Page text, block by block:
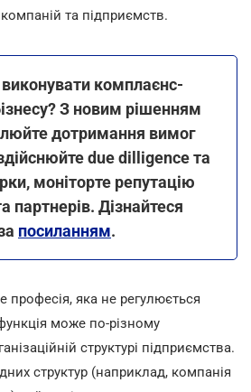
та підприємств.
комплаєнс-
З новим рішенням
дотримання вимог
due dilligence та
моніторте репутацію
партнерів. Дізнайтеся
посиланням.
професія, яка не регулюється
може по-різному
структурі підприємства.
структур (наприклад, компанія